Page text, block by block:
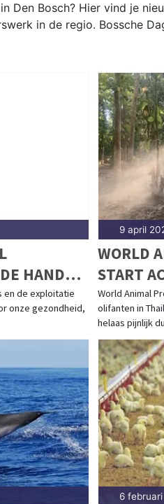
Den Bosch? Hier vind je
in de regio. Bossche
HANDEL
en de exploitatie
onze gezondheid,
9 april
WORLD
START
'THAISE
World Animal
olifanten in
helaas pijnlijk
6